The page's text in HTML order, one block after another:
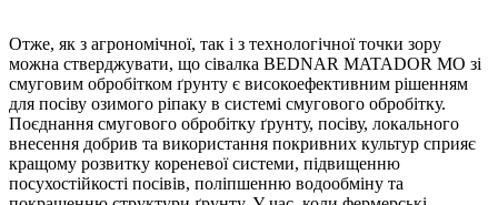
Отже, як з агрономічної, так і з технологічної точки зору
можна стверджувати, що сівалка BEDNAR MATADOR MO зі
смуговим обробітком ґрунту є високоефективним рішенням
для посіву озимого ріпаку в системі смугового обробітку.
Поєднання смугового обробітку ґрунту, посіву, локального
внесення добрив та використання покривних культур сприяє
кращому розвитку кореневої системи, підвищенню
посухостійкості посівів, поліпшенню водообміну та